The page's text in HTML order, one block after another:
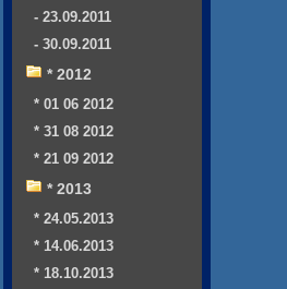
- 23.09.2011
- 30.09.2011
* 2012
* 01 06 2012
* 31 08 2012
* 21 09 2012
* 2013
* 24.05.2013
* 14.06.2013
* 18.10.2013